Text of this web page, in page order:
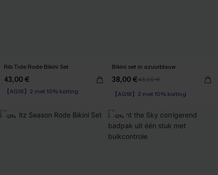
Rib Tide Rode Bikini Set
43,00 €
【AG18】2 met 10% korting
Naadloos
Bikini set in azuurblauw
38,00 €43,00 €
【AG18】2 met 10% korting
-12% -12%